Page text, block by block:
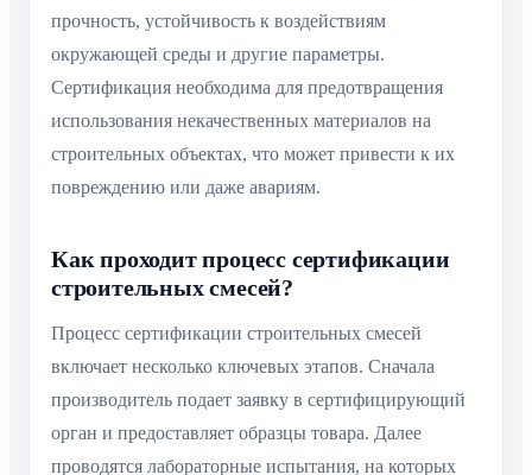
прочность, устойчивость к воздействиям
окружающей среды и другие параметры.
Сертификация необходима для предотвращения
использования некачественных материалов на
строительных объектах, что может привести к их
повреждению или даже авариям.
Как проходит процесс сертификации
строительных смесей?
Процесс сертификации строительных смесей
включает несколько ключевых этапов. Сначала
производитель подает заявку в сертифицирующий
орган и предоставляет образцы товара. Далее
проводятся лабораторные испытания, на которых